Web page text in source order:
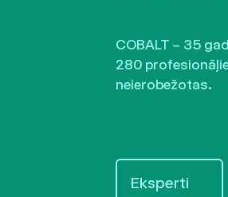
COBALT – 35
280
neierobežotas.
Eksperti